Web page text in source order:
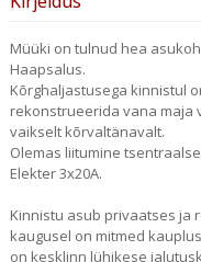
Müüki on tulnud hea
Haapsalus.
Kõrghaljastusega kinnistul
rekonstrueerida vana maja
vaikselt kõrvaltänavalt.
Olemas liitumine
Elekter 3x20A.
Kinnistu asub privaatses ja
kaugusel on mitmed
on kesklinn lühikese